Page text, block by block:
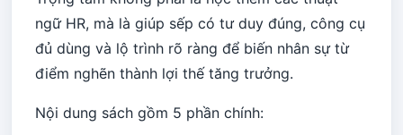
ngữ HR, mà là giúp sếp có tư duy đúng, công cụ
đủ dùng và lộ trình rõ ràng để biến nhân sự từ
điểm nghẽn thành lợi thế tăng trưởng.
Nội dung sách gồm 5 phần chính: